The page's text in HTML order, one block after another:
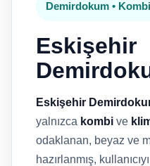
Demirdokum •
Eskişehir
Eskişehir
yalnızca kombi ve
odaklanan, beyaz ve
hazırlanmış,